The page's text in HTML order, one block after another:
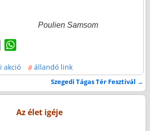
Poulien Samsom
a
l
a
s
p
akció állandó link
Szegedi Tágas Tér Fesztivál →
Az élet igéje